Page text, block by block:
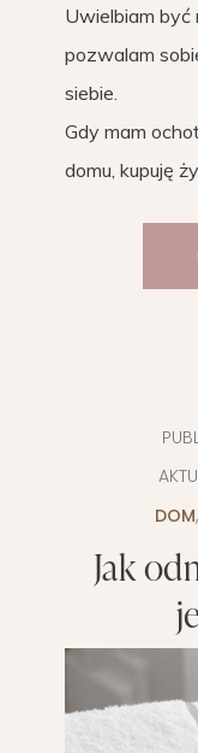
Uwielbiam
pozwalam
siebie.
Gdy mam
domu, kupuję
DOM,
Jak